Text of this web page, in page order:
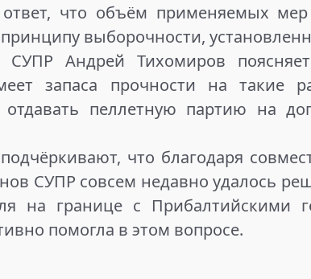
что объём применяемых
принципу выборочности,
СУПР Андрей Тихомиров
запаса прочности на такие
пеллетную партию на
что благодаря
СУПР совсем недавно удалось
на границе с Прибалтийскими
помогла в этом вопросе.